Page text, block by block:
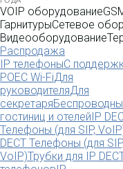
VOIP оборудование
ГарнитурыСетевое
Видеооборудование
Распродажа
IP телефоныС
POEC Wi-FiДля
руководителяДля
секретаря
гостиниц и отелейIP
Телефоны (для SIP,
DECT Телефоны (для SIP,
VoIP)Трубки для IP